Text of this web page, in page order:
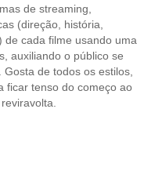
de streaming,
(direção, história,
de cada filme usando uma
auxiliando o público se
de todos os estilos,
ficar tenso do começo ao